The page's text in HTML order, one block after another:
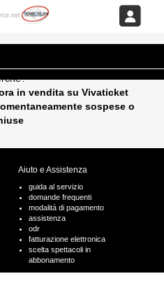
NON DISPONIBILE
in vendita su Vivaticket
sospese o
Aiuto e Assistenza
guida al servizio
domande frequenti
modalità di pagamento
assistenza
odr
fatturazione elettronica
scelta spettacoli in
abbonamento